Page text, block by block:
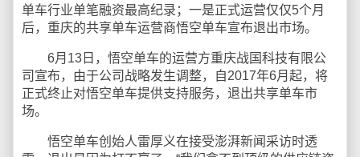
单车行业单笔融资最高纪录；一是正式运营仅仅5个月
后，重庆的共享单车运营商悟空单车宣布退出市场。
6月13日，悟空单车的运营方重庆战国科技有限公
司宣布，由于公司战略发生调整，自2017年6月起，将
正式终止对悟空单车提供支持服务，退出共享单车市
场。
悟空单车创始人雷厚义在接受澎湃新闻采访时透